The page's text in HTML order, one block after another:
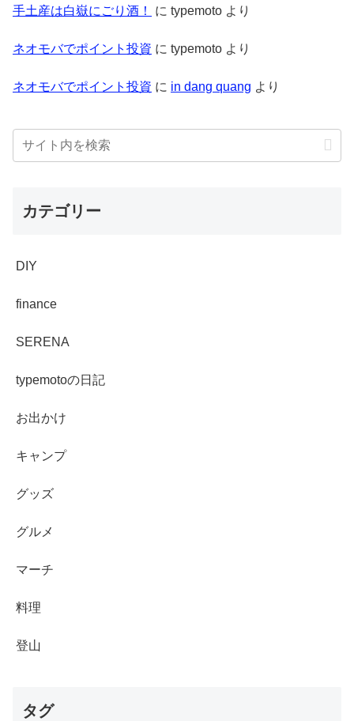
手土産は白嶽にごり酒！ に typemoto より
ネオモバでポイント投資 に typemoto より
ネオモバでポイント投資 に in dang quang より
カテゴリー
DIY
finance
SERENA
typemotoの日記
お出かけ
キャンプ
グッズ
グルメ
マーチ
料理
登山
タグ